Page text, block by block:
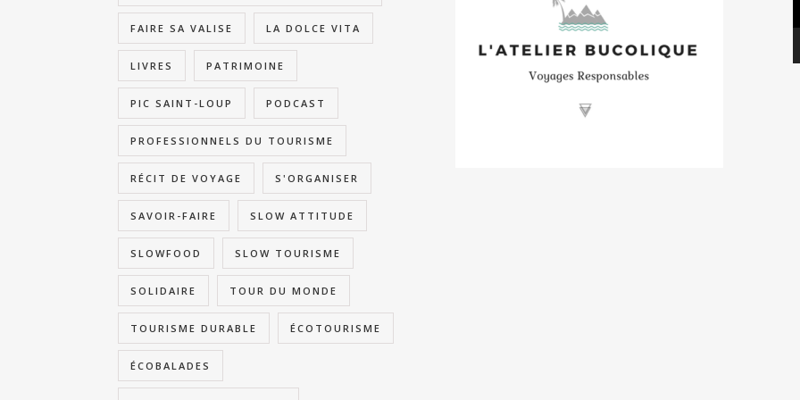
FAIRE SA VALISE LA DOLCE VITA
LIVRES PATRIMOINE
PIC SAINT-LOUP PODCAST
PROFESSIONNELS DU TOURISME
RÉCIT DE VOYAGE S'ORGANISER
SAVOIR-FAIRE SLOW ATTITUDE
SLOWFOOD SLOW TOURISME
SOLIDAIRE TOUR DU MONDE
TOURISME DURABLE ÉCOTOURISME
ÉCOBALADES